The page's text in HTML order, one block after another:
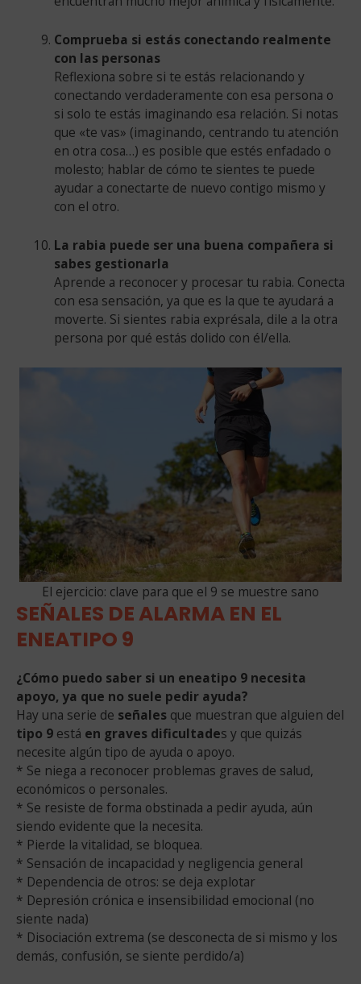
Comprueba si estás conectando realmente
con las personas
Reflexiona sobre si te estás relacionando y
conectando verdaderamente con esa persona o
si solo te estás imaginando esa relación. Si notas
que «te vas» (imaginando, centrando tu atención
en otra cosa…) es posible que estés enfadado o
molesto; hablar de cómo te sientes te puede
ayudar a conectarte de nuevo contigo mismo y
con el otro.
La rabia puede ser una buena compañera si
sabes gestionarla
Aprende a reconocer y procesar tu rabia. Conecta
con esa sensación, ya que es la que te ayudará a
moverte. Si sientes rabia exprésala, dile a la otra
persona por qué estás dolido con él/ella.
El ejercicio: clave para que el 9 se muestre sano
SEÑALES DE ALARMA EN EL
ENEATIPO 9
¿Cómo puedo saber si un eneatipo 9 necesita
apoyo, ya que no suele pedir ayuda?
Hay una serie de señales que muestran que alguien del
tipo 9 está en graves dificultades y que quizás
necesite algún tipo de ayuda o apoyo.
* Se niega a reconocer problemas graves de salud,
económicos o personales.
* Se resiste de forma obstinada a pedir ayuda, aún
siendo evidente que la necesita.
* Pierde la vitalidad, se bloquea.
* Sensación de incapacidad y negligencia general
* Dependencia de otros: se deja explotar
* Depresión crónica e insensibilidad emocional (no
siente nada)
* Disociación extrema (se desconecta de si mismo y los
demás, confusión, se siente perdido/a)